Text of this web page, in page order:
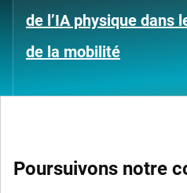
de l’IA physique dans
de la mobilité
Poursuivons notre